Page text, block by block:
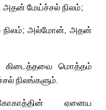
அதன் மேய்ச்சல் நிலம்;
நிலம்; அல்மோன், அதன்
கிடைத்தவை மொத்தம்
நிலங்களும்.
ஏனைய